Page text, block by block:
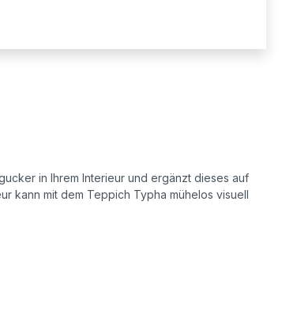
in Ihrem Interieur und ergänzt dieses auf
kann mit dem Teppich Typha mühelos visuell